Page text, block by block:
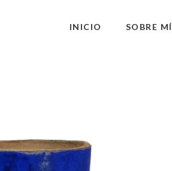
INICIO SOBRE MÍ